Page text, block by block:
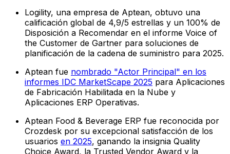
Logility, una empresa de Aptean, obtuvo una
calificación global de 4,9/5 estrellas y un 100% de
Disposición a Recomendar en el informe Voice of
the Customer de Gartner para soluciones de
planificación de la cadena de suministro para 2025.
Aptean fue nombrado "Actor Principal" en los
informes IDC MarketScape 2025 para Aplicaciones
de Fabricación Habilitada en la Nube y
Aplicaciones ERP Operativas.
Aptean Food & Beverage ERP fue reconocida por
Crozdesk por su excepcional satisfacción de los
usuarios en 2025, ganando la insignia Quality
Choice Award, la Trusted Vendor Award y la